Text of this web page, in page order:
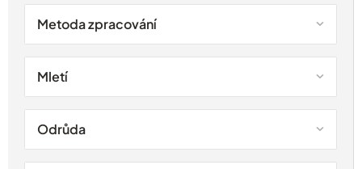
Metoda zpracování
Mletí
Odrůda